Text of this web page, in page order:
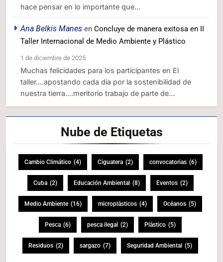
hace pensar en lo importante que…
Ana Belkis Manes en Concluye de manera exitosa en II
Taller Internacional de Medio Ambiente y Plástico
1 de diciembre de 2025
Muchas felicidades para los participantes en El
taller....apostando cada día por la sostenibilidad de
nuestra tierra....meritorio trabajo de parte de…
Nube de Etiquetas
Cambio Climático (4) Ciguatera (2) convocatorias (6)
Cuba (2) Educación Ambiental (8) Eventos (2)
Medio Ambiente (16) microplásticos (4) Océanos (5)
Pesca (6) pesca ilegal (2) Plástico (5)
Residuos (2) sargazo (7) Seguridad Ambiental (5)